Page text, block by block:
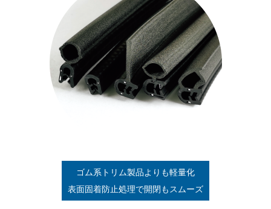
ゴム系トリム製品よりも軽量化
表面固着防止処理で開閉もスムーズ